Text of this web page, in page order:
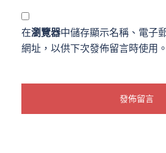
在瀏覽器中儲存顯示名稱、電子
網址，以供下次發佈留言時使用。